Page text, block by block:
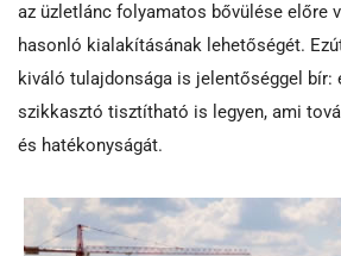
az üzletlánc folyamatos bővülése előre
hasonló kialakításának lehetőségét.
kiváló tulajdonsága is jelentőséggel bír:
szikkasztó tisztítható is legyen, ami
és hatékonyságát.